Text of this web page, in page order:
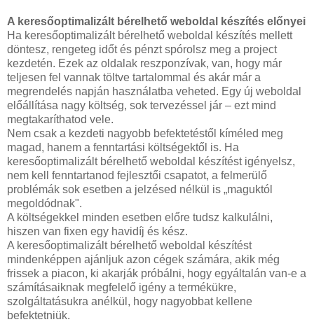
A keresőoptimalizált bérelhető weboldal készítés előnyei
Ha keresőoptimalizált bérelhető weboldal készítés mellett
döntesz, rengeteg időt és pénzt spórolsz meg a project
kezdetén. Ezek az oldalak reszponzívak, van, hogy már
teljesen fel vannak töltve tartalommal és akár már a
megrendelés napján használatba veheted. Egy új weboldal
előállítása nagy költség, sok tervezéssel jár – ezt mind
megtakaríthatod vele.
Nem csak a kezdeti nagyobb befektetéstől kíméled meg
magad, hanem a fenntartási költségektől is. Ha
keresőoptimalizált bérelhető weboldal készítést igényelsz,
nem kell fenntartanod fejlesztői csapatot, a felmerülő
problémák sok esetben a jelzésed nélkül is „maguktól
megoldódnak".
A költségekkel minden esetben előre tudsz kalkulálni,
hiszen van fixen egy havidíj és kész.
A keresőoptimalizált bérelhető weboldal készítést
mindenképpen ajánljuk azon cégek számára, akik még
frissek a piacon, ki akarják próbálni, hogy egyáltalán van-e a
számításaiknak megfelelő igény a termékükre,
szolgáltatásukra anélkül, hogy nagyobbat kellene
befektetniük.